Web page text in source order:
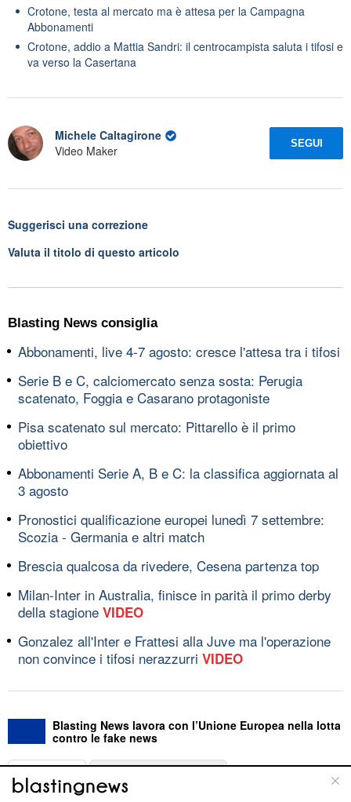
Crotone, testa al mercato ma è attesa per la Campagna
Abbonamenti
Crotone, addio a Mattia Sandri: il centrocampista saluta i tifosi e
va verso la Casertana
Michele Caltagirone
Video Maker
SEGUI
Suggerisci una correzione
Valuta il titolo di questo articolo
Blasting News consiglia
Abbonamenti, live 4-7 agosto: cresce l'attesa tra i tifosi
Serie B e C, calciomercato senza sosta: Perugia
scatenato, Foggia e Casarano protagoniste
Pisa scatenato sul mercato: Pittarello è il primo
obiettivo
Abbonamenti Serie A, B e C: la classifica aggiornata al
3 agosto
Pronostici qualificazione europei lunedì 7 settembre:
Scozia - Germania e altri match
Brescia qualcosa da rivedere, Cesena partenza top
Milan-Inter in Australia, finisce in parità il primo derby
della stagione VIDEO
Gonzalez all'Inter e Frattesi alla Juve ma l'operazione
non convince i tifosi nerazzurri VIDEO
Blasting News lavora con l’Unione Europea nella lotta
contro le fake news
ABOUT